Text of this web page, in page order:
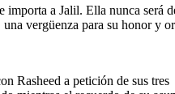
a Jalil. Ella nunca será
una vergüenza para su honor y
Rasheed a petición de sus tres